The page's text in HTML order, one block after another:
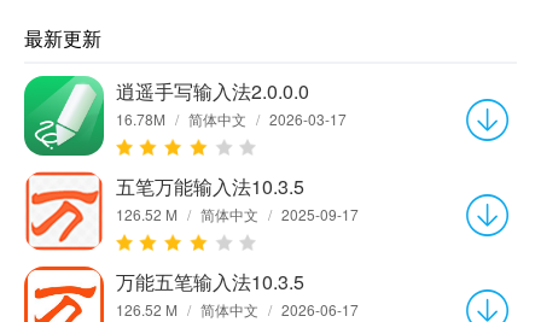
最新更新
逍遥手写输入法2.0.0.0
16.78M / 简体中文 / 2026-03-17
五笔万能输入法10.3.5
126.52 M / 简体中文 / 2025-09-17
万能五笔输入法10.3.5
126.52 M / 简体中文 / 2026-06-17